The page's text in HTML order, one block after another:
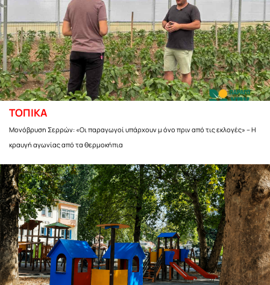
ΤΟΠΙΚΑ
Μονόβρυση Σερρών: «Οι παραγωγοί υπάρχουν μ όνο πριν από τις εκλογές» – Η
κραυγή αγωνίας από τα θερμοκήπια